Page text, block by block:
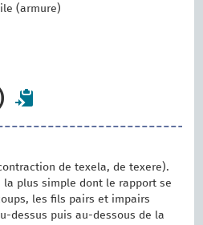
(armure)
de texela, de texere).
la plus simple dont le rapport se
les fils pairs et impairs
dessus puis au-dessous de la